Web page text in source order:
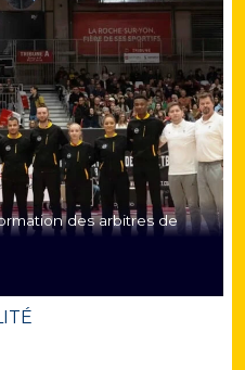
des arbitres de